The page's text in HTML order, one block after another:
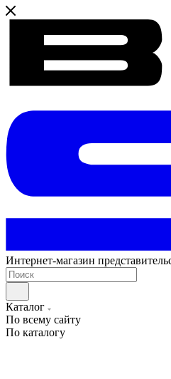
Интернет-магазин
Каталог
По всему сайту
По каталогу